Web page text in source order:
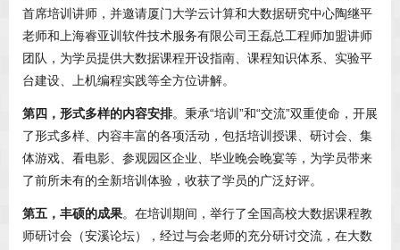
首席培训讲师，并邀请厦门大学云计算和大数据研究中心陶继平
老师和上海睿亚训软件技术服务有限公司王磊总工程师加盟讲师
团队，为学员提供大数据课程开设指南、课程知识体系、实验平
台建设、上机编程实践等全方位讲解。
第四，形式多样的内容安排。秉承“培训”和“交流”双重使命，开展
了形式多样、内容丰富的各项活动，包括培训授课、研讨会、集
体游戏、看电影、参观园区企业、毕业晚会晚宴等，为学员带来
了前所未有的全新培训体验，收获了学员的广泛好评。
第五，丰硕的成果。在培训期间，举行了全国高校大数据课程教
师研讨会（安溪论坛），经过与会老师的充分研讨交流，在大数